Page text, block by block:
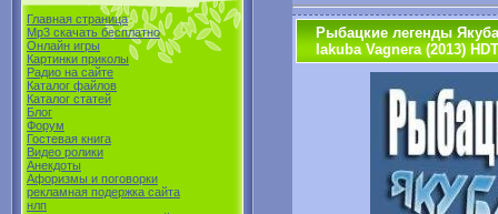
Главная страница
Mp3 скачать бесплатно
Онлайн игры
Картинки приколы
Радио на сайте
Каталог файлов
Каталог статей
Блог
Форум
Гостевая книга
Видео ролики
Анекдоты
Афоризмы и поговорки
рекламная подержка сайта
нлп
Рыбацкие легенды
Iakuba Vagnera (2013)